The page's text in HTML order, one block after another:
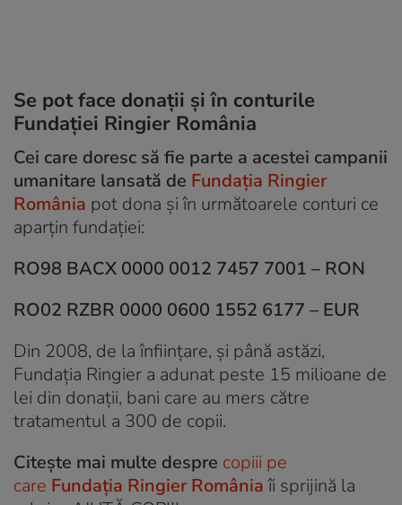
Se pot face donații și în conturile
Fundației Ringier România
Cei care doresc să fie parte a acestei campanii
umanitare lansată de Fundația Ringier
România pot dona și în următoarele conturi ce
aparțin fundației:
RO98 BACX 0000 0012 7457 7001 – RON
RO02 RZBR 0000 0600 1552 6177 – EUR
Din 2008, de la înființare, și până astăzi,
Fundația Ringier a adunat peste 15 milioane de
lei din donații, bani care au mers către
tratamentul a 300 de copii.
Citește mai multe despre copiii pe
care Fundația Ringier Româniaîi sprijină la